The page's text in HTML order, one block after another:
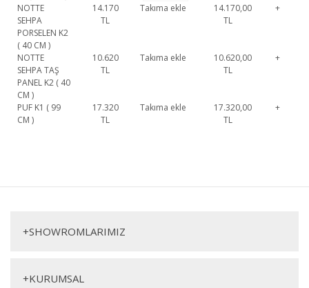
NOTTE
SEHPA
PORSELEN K2
( 40 CM )
14.170
TL
Takıma ekle
14.170,00
TL
+
NOTTE
SEHPA TAŞ
PANEL K2 ( 40
CM )
10.620
TL
Takıma ekle
10.620,00
TL
+
PUF K1 ( 99
CM )
17.320
TL
Takıma ekle
17.320,00
TL
+
Notte Köşe Koltuk
+SHOWROMLARIMIZ
+KURUMSAL